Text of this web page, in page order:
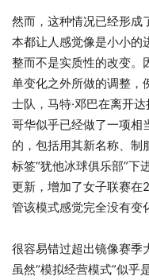
然而，这种情况已经形成
本都让人感觉像是小小的
整而不是实质性的改变。
单变化之外所做的调整，
士队，马特·邓巴在离开
哥华似乎已经做了一项相
的，包括用其新名称、制
标签“犹他冰球俱乐部”下
更新，增加了女子联赛
管该模式感觉完全没有变
很容易错过超出镜像赛季
虽然“模拟经营模式”似乎